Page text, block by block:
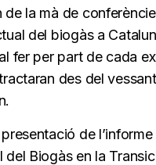
la mà de
del biogàs a
fer per part de cada
des del
de
del Biogàs en la